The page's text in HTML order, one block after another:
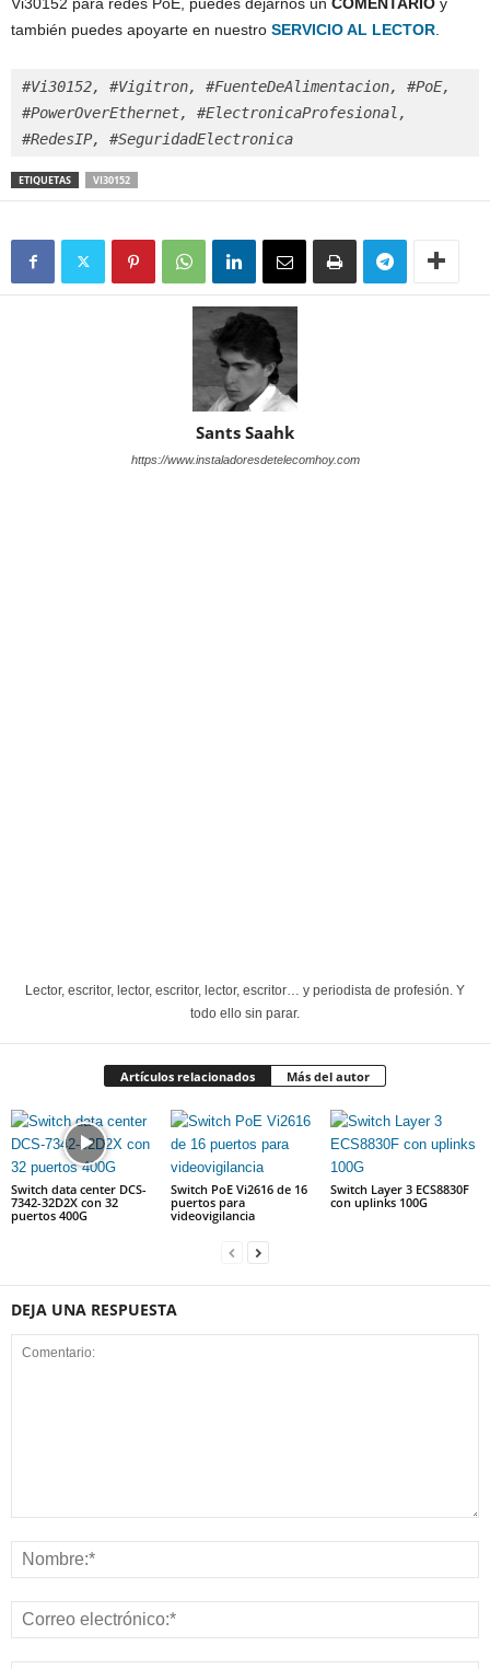
también puedes apoyarte en nuestro SERVICIO AL LECTOR
#Vi30152, #Vigitron, #FuenteDeAlimentacion, #PoE,
#PowerOverEthernet, #ElectronicaProfesional,
#RedesIP, #SeguridadElectronica
ETIQUETAS VI30152
Sants Saahk
https://www.instaladoresdetelecomhoy.com
Lector, escritor, lector, escritor, lector, escritor… y periodista de profesión. Y
todo ello sin parar.
Artículos relacionados Más del autor
Switch data center DCS-
7342-32D2X con 32
puertos 400G
Switch PoE Vi2616 de 16
puertos para
videovigilancia
Switch Layer 3 ECS8830F
con uplinks 100G
DEJA UNA RESPUESTA